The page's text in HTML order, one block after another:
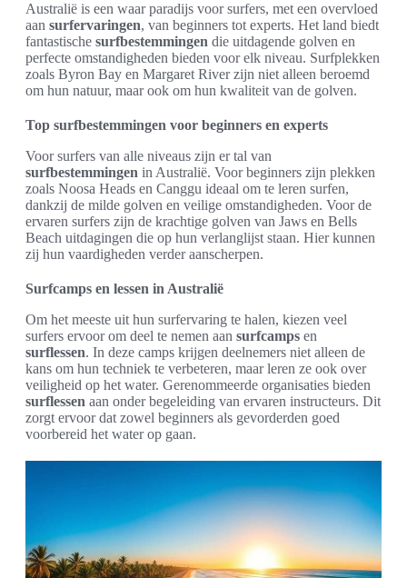
Australië is een waar paradijs voor surfers, met een overvloed
aan surfervaringen, van beginners tot experts. Het land biedt
fantastische surfbestemmingen die uitdagende golven en
perfecte omstandigheden bieden voor elk niveau. Surfplekken
zoals Byron Bay en Margaret River zijn niet alleen beroemd
om hun natuur, maar ook om hun kwaliteit van de golven.
Top surfbestemmingen voor beginners en experts
Voor surfers van alle niveaus zijn er tal van
surfbestemmingen in Australië. Voor beginners zijn plekken
zoals Noosa Heads en Canggu ideaal om te leren surfen,
dankzij de milde golven en veilige omstandigheden. Voor de
ervaren surfers zijn de krachtige golven van Jaws en Bells
Beach uitdagingen die op hun verlanglijst staan. Hier kunnen
zij hun vaardigheden verder aanscherpen.
Surfcamps en lessen in Australië
Om het meeste uit hun surfervaring te halen, kiezen veel
surfers ervoor om deel te nemen aan surfcamps en
surflessen. In deze camps krijgen deelnemers niet alleen de
kans om hun techniek te verbeteren, maar leren ze ook over
veiligheid op het water. Gerenommeerde organisaties bieden
surflessen aan onder begeleiding van ervaren instructeurs. Dit
zorgt ervoor dat zowel beginners als gevorderden goed
voorbereid het water op gaan.